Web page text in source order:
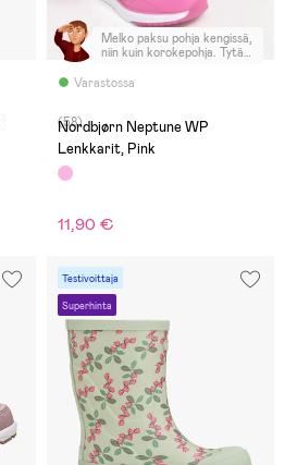
Varastossa
Melko paksu pohja kengissä,
niin kuin korokepohja. Tytär
pidemmältä ja seisoo
(58)
Nordbjørn Neptune WP
Lenkkarit, Pink
11,90 €
Testivoittaja
Superhinta